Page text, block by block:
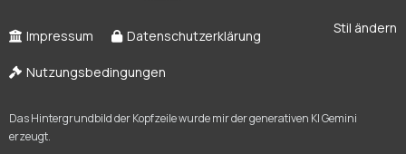
Stil ändern
Impressum Datenschutzerklärung
Nutzungsbedingungen
Das Hintergrundbild der Kopfzeile wurde mir der generativen KI Gemini
erzeugt.